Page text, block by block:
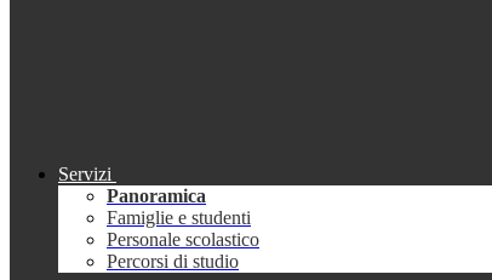
Servizi
Panoramica
Famiglie e studenti
Personale scolastico
Percorsi di studio